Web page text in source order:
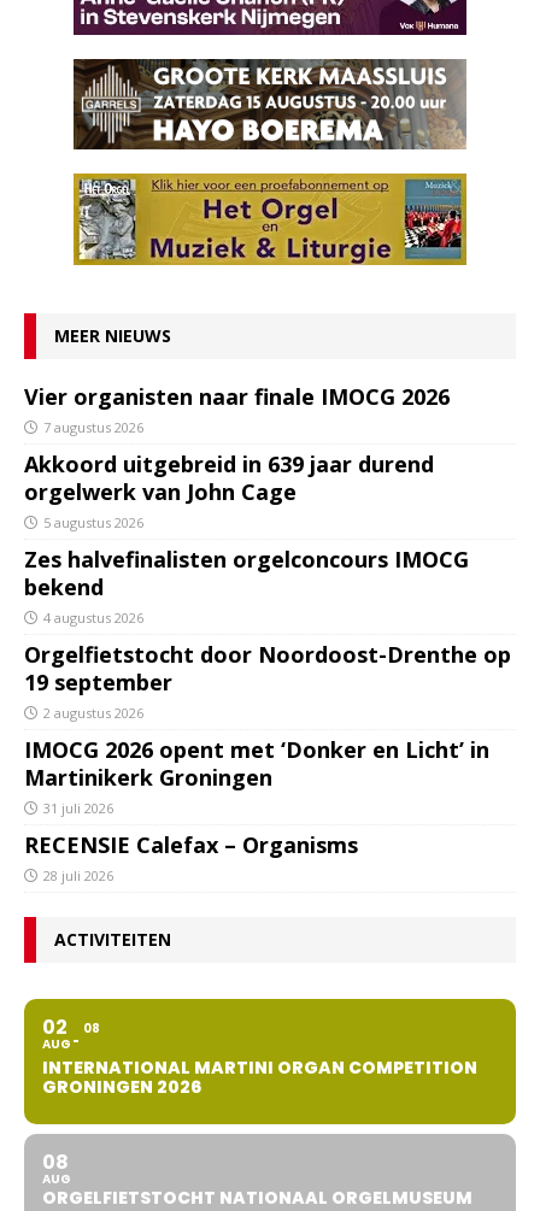
MEER NIEUWS
Vier organisten naar finale IMOCG 2026
7 augustus 2026
Akkoord uitgebreid in 639 jaar durend
orgelwerk van John Cage
5 augustus 2026
Zes halvefinalisten orgelconcours IMOCG
bekend
4 augustus 2026
Orgelfietstocht door Noordoost-Drenthe op
19 september
2 augustus 2026
IMOCG 2026 opent met ‘Donker en Licht’ in
Martinikerk Groningen
31 juli 2026
RECENSIE Calefax – Organisms
28 juli 2026
ACTIVITEITEN
02
AUG
08
INTERNATIONAL MARTINI ORGAN COMPETITION
GRONINGEN 2026
08
AUG
ORGELFIETSTOCHT NATIONAAL ORGELMUSEUM